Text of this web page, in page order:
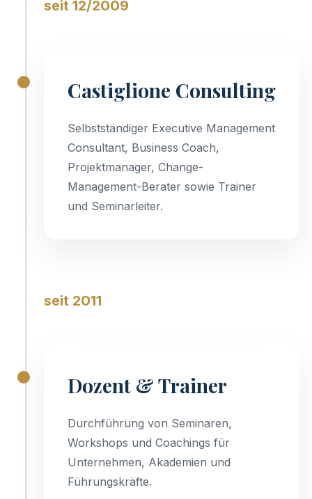
seit 12/2009
Castiglione Consulting
Selbstständiger Executive Management
Consultant, Business Coach,
Projektmanager, Change-
Management-Berater sowie Trainer
und Seminarleiter.
seit 2011
Dozent & Trainer
Durchführung von Seminaren,
Workshops und Coachings für
Unternehmen, Akademien und
Führungskräfte.